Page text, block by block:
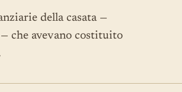
della casata —
che avevano costituito